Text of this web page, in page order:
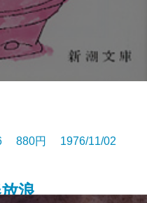
浪
880円 1976/11/02